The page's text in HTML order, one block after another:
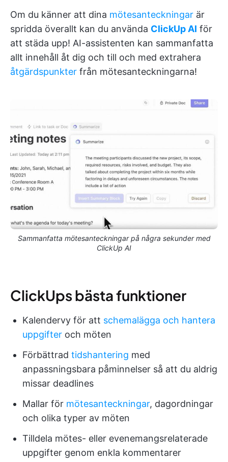
Om du känner att dina mötesanteckningar är
spridda överallt kan du använda ClickUp AI för
att städa upp! AI-assistenten kan sammanfatta
allt innehåll åt dig och till och med extrahera
åtgärdspunkter från mötesanteckningarna!
Sammanfatta mötesanteckningar på några sekunder med
ClickUp AI
ClickUps bästa funktioner
Kalendervy för att schemalägga och hantera
uppgifter och möten
Förbättrad tidshantering med
anpassningsbara påminnelser så att du aldrig
missar deadlines
Mallar för mötesanteckningar, dagordningar
och olika typer av möten
Tilldela mötes- eller evenemangsrelaterade
uppgifter genom enkla kommentarer